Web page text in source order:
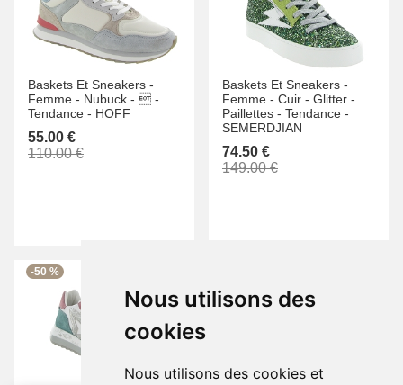
Nous utilisons des
cookies
Nous utilisons des cookies et
Baskets Et Sneakers -
Femme - Nubuck -  -
Tendance - HOFF
55.00 €
110.00 €
Baskets Et Sneakers -
Femme - Cuir - Glitter -
Paillettes - Tendance -
SEMERDJIAN
74.50 €
149.00 €
-50 %